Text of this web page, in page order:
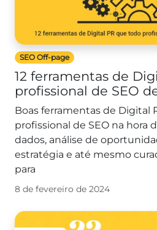
SEO Off-page
12 ferramentas de
profissional de SEO
Boas ferramentas de Digital
profissional de SEO na hora
dados, análise de
estratégia e até mesmo
para
8 de fevereiro de 2024